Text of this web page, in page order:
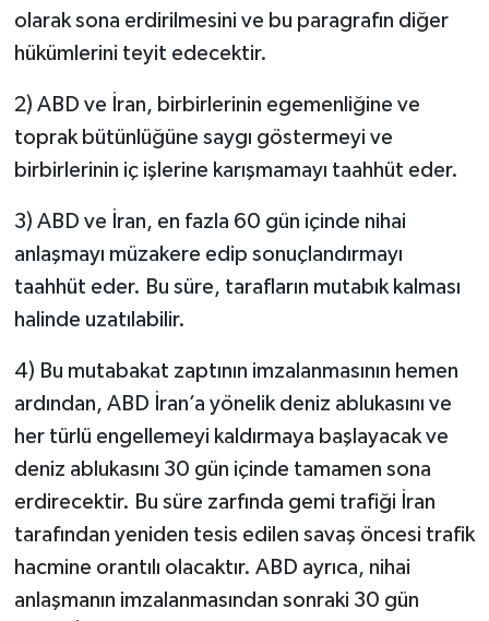
olarak sona erdirilmesini ve bu paragrafın diğer
hükümlerini teyit edecektir.
2) ABD ve İran, birbirlerinin egemenliğine ve
toprak bütünlüğüne saygı göstermeyi ve
birbirlerinin iç işlerine karışmamayı taahhüt eder.
3) ABD ve İran, en fazla 60 gün içinde nihai
anlaşmayı müzakere edip sonuçlandırmayı
taahhüt eder. Bu süre, tarafların mutabık kalması
halinde uzatılabilir.
4) Bu mutabakat zaptının imzalanmasının hemen
ardından, ABD İran’a yönelik deniz ablukasını ve
her türlü engellemeyi kaldırmaya başlayacak ve
deniz ablukasını 30 gün içinde tamamen sona
erdirecektir. Bu süre zarfında gemi trafiği İran
tarafından yeniden tesis edilen savaş öncesi trafik
hacmine orantılı olacaktır. ABD ayrıca, nihai
anlaşmanın imzalanmasından sonraki 30 gün